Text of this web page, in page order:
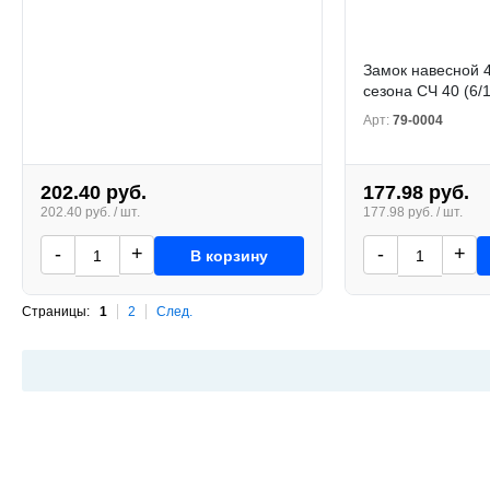
202.40 руб.
202.40 руб. / шт.
- + В корзину
Замок навесной
сезона СЧ 40 (6/
Арт: 79-0004
177.98 руб.
177.98 руб. / шт.
- +
Страницы: 1 2 След.